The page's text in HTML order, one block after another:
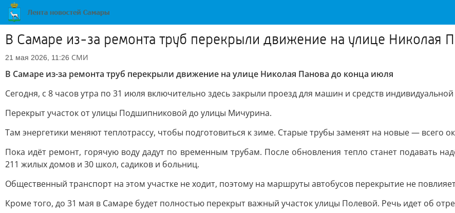
В Самаре из-за ремонта труб перекрыли движение на улице Николая
21 мая 2026, 11:26 СМИ
В Самаре из-за ремонта труб перекрыли движение на улице Николая Панова до конца июля
Сегодня, с 8 часов утра по 31 июля включительно здесь закрыли проезд для машин и средств
Перекрыт участок от улицы Подшипниковой до улицы Мичурина.
Там энергетики меняют теплотрассу, чтобы подготовиться к зиме. Старые трубы заменят на новые — всего
Пока идёт ремонт, горячую воду дадут по временным трубам. После обновления тепло станет подавать
211 жилых домов и 30 школ, садиков и больниц.
Общественный транспорт на этом участке не ходит, поэтому на маршруты автобусов перекрытие не
Кроме того, до 31 мая в Самаре будет полностью перекрыт важный участок улицы Полевой. Речь идет об